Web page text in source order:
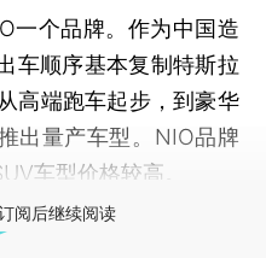
个品牌。作为中国造
车顺序基本复制特斯拉
高端跑车起步，到豪华
出量产车型。NIO品牌
车型价格较高。
阅后继续阅读